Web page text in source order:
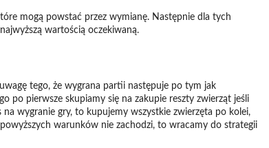
mogą powstać przez wymianę. Następnie dla tych
wartością oczekiwaną.
tego, że wygrana partii następuje po tym jak
po pierwsze skupiamy się na zakupie reszty zwierząt jeśli
wygranie gry, to kupujemy wszystkie zwierzęta po kolei,
warunków nie zachodzi, to wracamy do strategii